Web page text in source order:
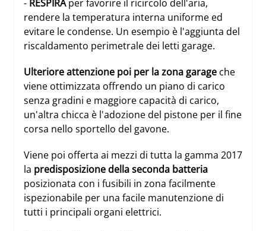
- RESPIRAper favorire il ricircolo dell'aria,
rendere la temperatura interna uniforme ed
evitare le condense. Un esempio è l'aggiunta del
riscaldamento perimetrale dei letti garage.
Ulteriore attenzione poi per la zona garage che
viene ottimizzata offrendo un piano di carico
senza gradini e maggiore capacità di carico,
un'altra chicca è l'adozione del pistone per il fine
corsa nello sportello del gavone.
Viene poi offerta ai mezzi di tutta la gamma 2017
la predisposizione della seconda batteria
posizionata con i fusibili in zona facilmente
ispezionabile per una facile manutenzione di
tutti i principali organi elettrici.